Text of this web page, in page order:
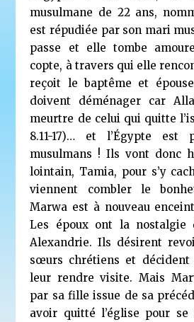
musulmane de 22 ans,
est répudiée par son mari
passe et elle tombe
copte, à travers qui elle
reçoit le baptême et
doivent déménager car
meurtre de celui qui quitte
8.11-17)… et l’Égypte est
musulmans ! Ils vont donc
lointain, Tamia, pour s’y
viennent combler le
Marwa est à nouveau
Les époux ont la nostalgie
Alexandrie. Ils désirent
sœurs chrétiens et décident
leur rendre visite. Mais
par sa fille issue de sa
avoir quitté l’église pour se